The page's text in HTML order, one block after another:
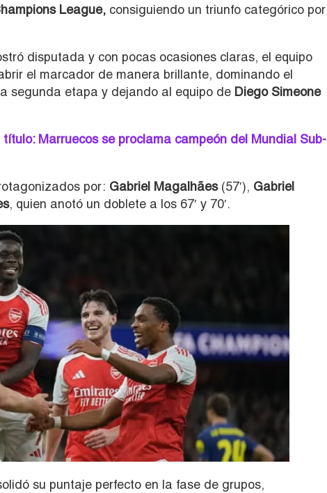
League, consiguiendo un triunfo categórico por
disputada y con pocas ocasiones claras, el equipo
el marcador de manera brillante, dominando el
segunda etapa y dejando al equipo de Diego Simeone
Marruecos se proclama campeón del Mundial Sub-
por: Gabriel Magalhães(57′), Gabriel
, quien anotó un doblete a los 67′ y 70′.
su puntaje perfecto en la fase de grupos,